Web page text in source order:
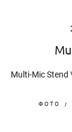
Multi-Mic
ФОТО